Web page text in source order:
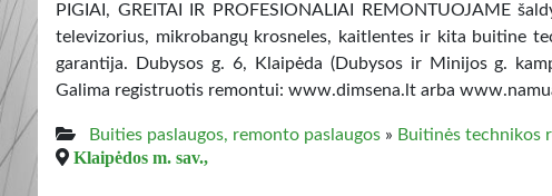
PIGIAI, GREITAI IR PROFESIONALIAI REMONTUOJAME
televizorius, mikrobangų krosneles, kaitlentes ir kita buitine
garantija. Dubysos g. 6, Klaipėda (Dubysos ir Minijos g.
Galima registruotis remontui: www.dimsena.lt arba
Buities paslaugos, remonto paslaugos » Buitinės technikos
Klaipėdos m. sav.,